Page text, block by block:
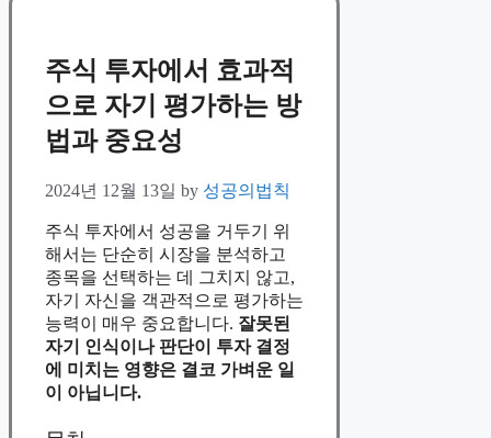
주식 투자에서 효과적
으로 자기 평가하는 방
법과 중요성
2024년 12월 13일 by 성공의법칙
주식 투자에서 성공을 거두기 위
해서는 단순히 시장을 분석하고
종목을 선택하는 데 그치지 않고,
자기 자신을 객관적으로 평가하는
능력이 매우 중요합니다. 잘못된
자기 인식이나 판단이 투자 결정
에 미치는 영향은 결코 가벼운 일
이 아닙니다.